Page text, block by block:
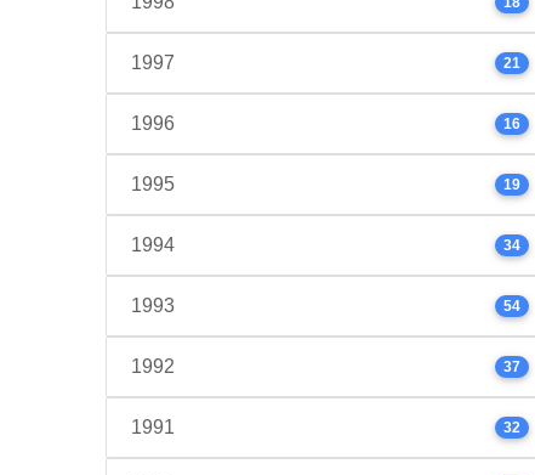
1997 21
1996 16
1995 19
1994 34
1993 54
1992 37
1991 32